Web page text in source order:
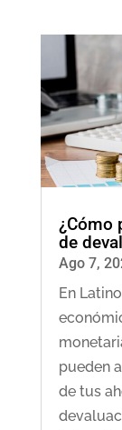
¿Cómo
de
Ago 7,
En
pueden
de tus